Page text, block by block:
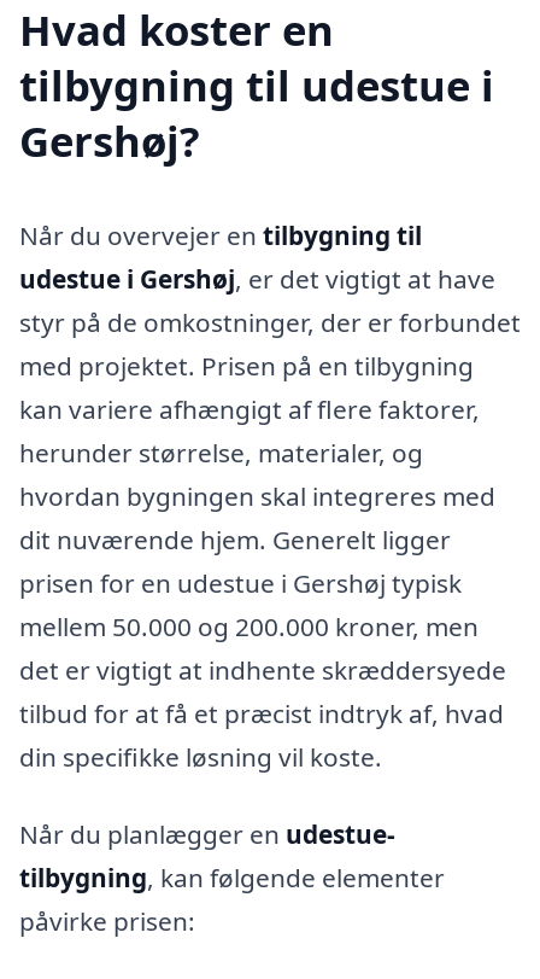
Hvad koster en
tilbygning til udestue i
Gershøj?
Når du overvejer en tilbygning til
udestue i Gershøj, er det vigtigt at have
styr på de omkostninger, der er forbundet
med projektet. Prisen på en tilbygning
kan variere afhængigt af flere faktorer,
herunder størrelse, materialer, og
hvordan bygningen skal integreres med
dit nuværende hjem. Generelt ligger
prisen for en udestue i Gershøj typisk
mellem 50.000 og 200.000 kroner, men
det er vigtigt at indhente skræddersyede
tilbud for at få et præcist indtryk af, hvad
din specifikke løsning vil koste.
Når du planlægger en udestue-
tilbygning, kan følgende elementer
påvirke prisen: